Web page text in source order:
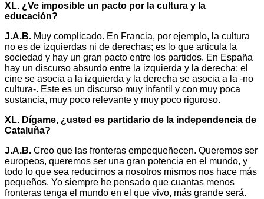
XL. ¿Ve imposible un pacto por la cultura y la
educación?
J.A.B. Muy complicado. En Francia, por ejemplo, la cultura
no es de izquierdas ni de derechas; es lo que articula la
sociedad y hay un gran pacto entre los partidos. En España
hay un discurso absurdo entre la izquierda y la derecha: el
cine se asocia a la izquierda y la derecha se asocia a la -no
cultura-. Este es un discurso muy infantil y con muy poca
sustancia, muy poco relevante y muy poco riguroso.
XL. Dígame, ¿usted es partidario de la independencia de
Cataluña?
J.A.B. Creo que las fronteras empequeñecen. Queremos ser
europeos, queremos ser una gran potencia en el mundo, y
todo lo que sea reducirnos a nosotros mismos nos hace más
pequeños. Yo siempre he pensado que cuantas menos
fronteras tenga el mundo en el que vivo, más grande será.